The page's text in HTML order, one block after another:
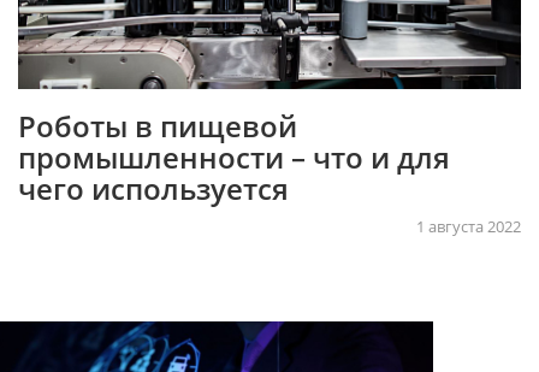
Роботы в пищевой
промышленности – что и для
чего используется
1 августа 2022